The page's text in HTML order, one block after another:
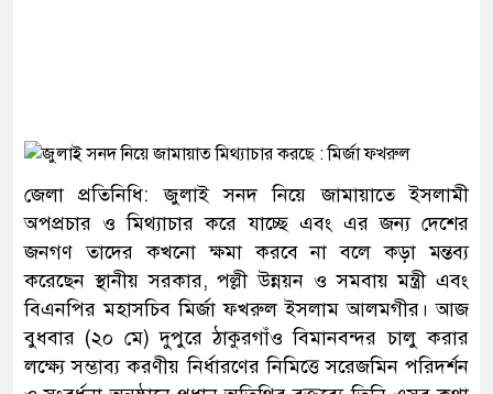
জেলা প্রতিনিধি: জুলাই সনদ নিয়ে জামায়াতে ইসলামী
অপপ্রচার ও মিথ্যাচার করে যাচ্ছে এবং এর জন্য দেশের
জনগণ তাদের কখনো ক্ষমা করবে না বলে কড়া মন্তব্য
করেছেন স্থানীয় সরকার, পল্লী উন্নয়ন ও সমবায় মন্ত্রী এবং
বিএনপির মহাসচিব মির্জা ফখরুল ইসলাম আলমগীর। আজ
বুধবার (২০ মে) দুপুরে ঠাকুরগাঁও বিমানবন্দর চালু করার
লক্ষ্যে সম্ভাব্য করণীয় নির্ধারণের নিমিত্তে সরেজমিন পরিদর্শন